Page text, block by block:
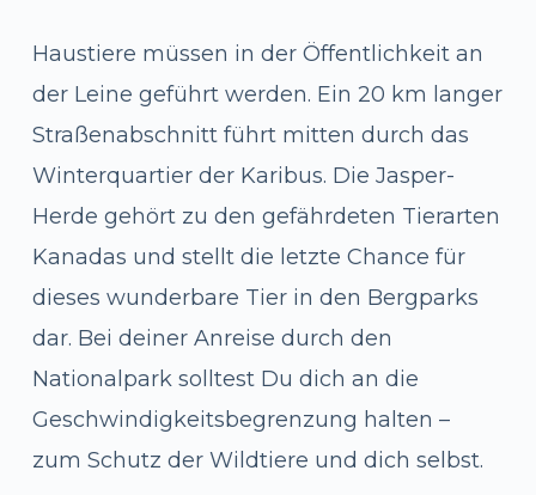
Haustiere müssen in der Öffentlichkeit an
der Leine geführt werden. Ein 20 km langer
Straßenabschnitt führt mitten durch das
Winterquartier der Karibus. Die Jasper-
Herde gehört zu den gefährdeten Tierarten
Kanadas und stellt die letzte Chance für
dieses wunderbare Tier in den Bergparks
dar. Bei deiner Anreise durch den
Nationalpark solltest Du dich an die
Geschwindigkeitsbegrenzung halten –
zum Schutz der Wildtiere und dich selbst.